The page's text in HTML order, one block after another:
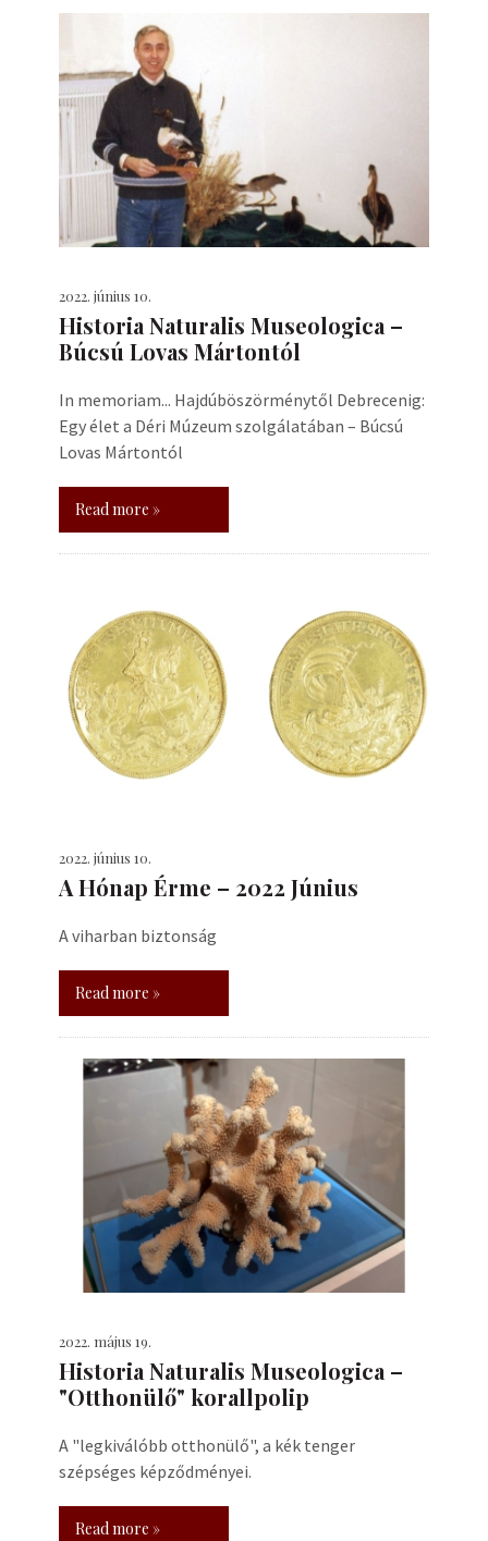
2022. június 10.
Historia Naturalis Museologica –
Búcsú Lovas Mártontól
In memoriam... Hajdúböszörménytől Debrecenig:
Egy élet a Déri Múzeum szolgálatában – Búcsú
Lovas Mártontól
Read more »
2022. június 10.
A Hónap Érme – 2022 Június
A viharban biztonság
Read more »
2022. május 19.
Historia Naturalis Museologica –
"Otthonülő" korallpolip
A "legkiválóbb otthonülő", a kék tenger
szépséges képződményei.
Read more »